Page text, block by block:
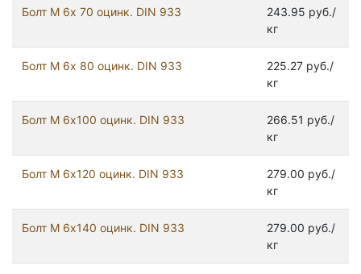
Болт М 6х 70 оцинк. DIN 933
243.95 руб./
кг
Болт М 6х 80 оцинк. DIN 933
225.27 руб./
кг
Болт М 6х100 оцинк. DIN 933
266.51 руб./
кг
Болт М 6х120 оцинк. DIN 933
279.00 руб./
кг
Болт М 6х140 оцинк. DIN 933
279.00 руб./
кг